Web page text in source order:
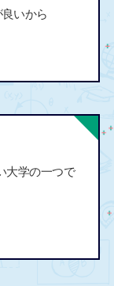
いから
大学の一つで